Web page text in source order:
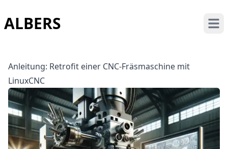
ALBERS
Anleitung: Retrofit einer CNC-Fräsmaschine mit
LinuxCNC